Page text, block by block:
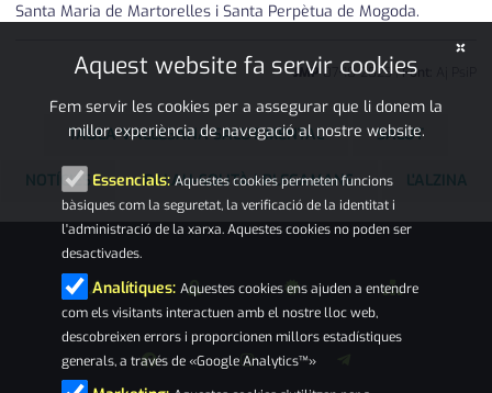
Santa Maria de Martorelles i Santa Perpètua de Mogoda.
JMP07 •10•2023|Font:
TAULA VALLESANA SALUT MENTAL SALUT
NOTÍCIES PALAU-SOLITÀ I PLEGAMANS L'ALZINA
×
Aquest website fa servir cookies
Fem servir les cookies per a assegurar que li donem la
millor experiència de navegació al nostre website.
Essencials: Aquestes cookies permeten funcions
bàsiques com la seguretat, la verificació de la identitat i
l'administració de la xarxa. Aquestes cookies no poden ser
desactivades.
Analítiques: Aquestes cookies ens ajuden a entendre
com els visitants interactuen amb el nostre lloc web,
descobreixen errors i proporcionen millors estadístiques
generals, a través de «Google Analytics™»